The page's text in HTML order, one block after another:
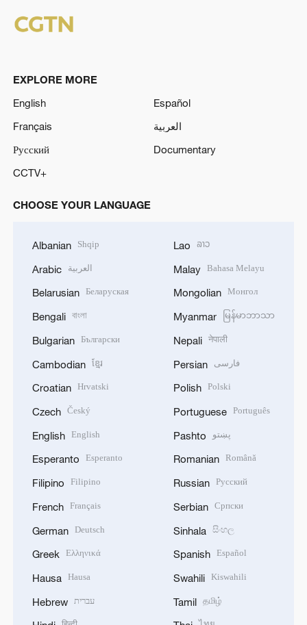
EXPLORE MORE
English
Español
Français
العربية
Русский
Documentary
CCTV+
CHOOSE YOUR LANGUAGE
Albanian Shqip
Arabic العربية
Belarusian Беларуская
Bengali বাংলা
Bulgarian Български
Cambodian ខ្មែរ
Croatian Hrvatski
Czech Český
English English
Esperanto Esperanto
Filipino Filipino
French Français
German Deutsch
Greek Ελληνικά
Hausa Hausa
Hebrew עברית
Lao ລາວ
Malay Bahasa Melayu
Mongolian Монгол
Myanmar မြန်မာဘာသာ
Nepali नेपाली
Persian فارسی
Polish Polski
Portuguese Português
Pashto پښتو
Romanian Română
Russian Русский
Serbian Српски
Sinhala සිංහල
Spanish Español
Swahili Kiswahili
Tamil தமிழ்